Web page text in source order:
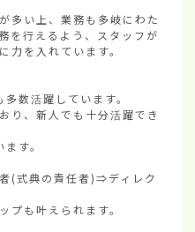
多い上、業務も多岐にわた
を行えるよう、スタッフが
力を入れています。
数活躍しています。
り、新人でも十分活躍でき
す。
(式典の責任者)⇒ディレク
も叶えられます。